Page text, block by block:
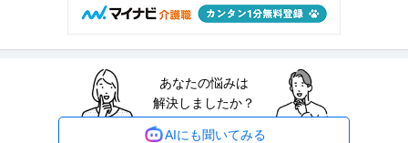
【職種】管理＞法務・コンプライアンス 【業種】士業＞その他 ※会員属性な
どに応じ、当該求人をビズリ …続きを見る
中野／現場品質検査（アパート）シニア活躍中／残業10h程度／
土日祝／”ホワイト企業”認定企業
株式会社レオパレス21
昇給あり
あなたの悩みは
解決しましたか？
AIにも聞いてみる